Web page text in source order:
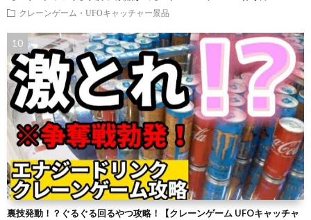
クレーンゲーム・UFOキャッチャー景品
裏技発動！？ぐるぐる回るやつ攻略！【クレーンゲーム UFOキャッチャ